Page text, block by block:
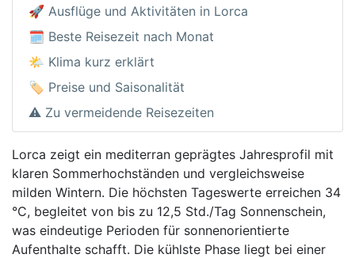
🚀 Ausflüge und Aktivitäten in Lorca
🗓️ Beste Reisezeit nach Monat
🌤️ Klima kurz erklärt
🏷️ Preise und Saisonalität
⚠️ Zu vermeidende Reisezeiten
Lorca zeigt ein mediterran geprägtes Jahresprofil mit
klaren Sommerhochständen und vergleichsweise
milden Wintern. Die höchsten Tageswerte erreichen 34
°C, begleitet von bis zu 12,5 Std./Tag Sonnenschein,
was eindeutige Perioden für sonnenorientierte
Aufenthalte schafft. Die kühlste Phase liegt bei einer